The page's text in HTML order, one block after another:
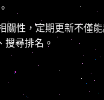
關性，定期更新不僅
搜尋排名。